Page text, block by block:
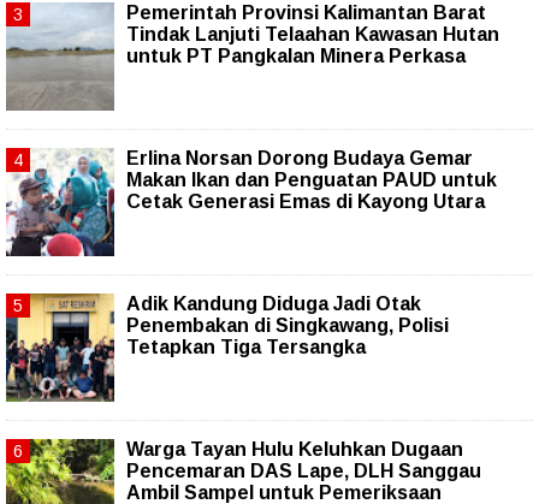
Pemerintah Provinsi Kalimantan Barat
Tindak Lanjuti Telaahan Kawasan Hutan
untuk PT Pangkalan Minera Perkasa
Erlina Norsan Dorong Budaya Gemar
Makan Ikan dan Penguatan PAUD untuk
Cetak Generasi Emas di Kayong Utara
Adik Kandung Diduga Jadi Otak
Penembakan di Singkawang, Polisi
Tetapkan Tiga Tersangka
Warga Tayan Hulu Keluhkan Dugaan
Pencemaran DAS Lape, DLH Sanggau
Ambil Sampel untuk Pemeriksaan